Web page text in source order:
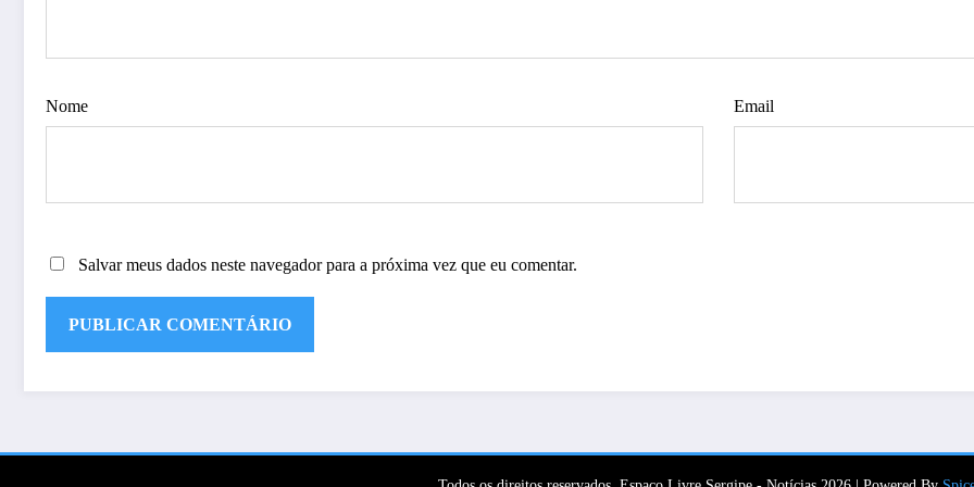
Nome Email
Salvar meus dados neste navegador para a próxima vez que eu comentar.